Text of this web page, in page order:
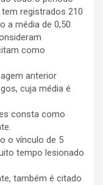
registrados 210
a média de 0,50
como
anterior
cuja média é
consta como
o vínculo de 5
tempo lesionado
também é citado